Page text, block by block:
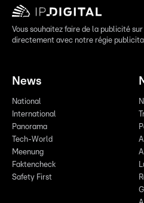
Vous souhaitez faire de la publicité
directement avec notre régie
News
National
International
Panorama
Tech-World
Meenung
Faktencheck
Safety First